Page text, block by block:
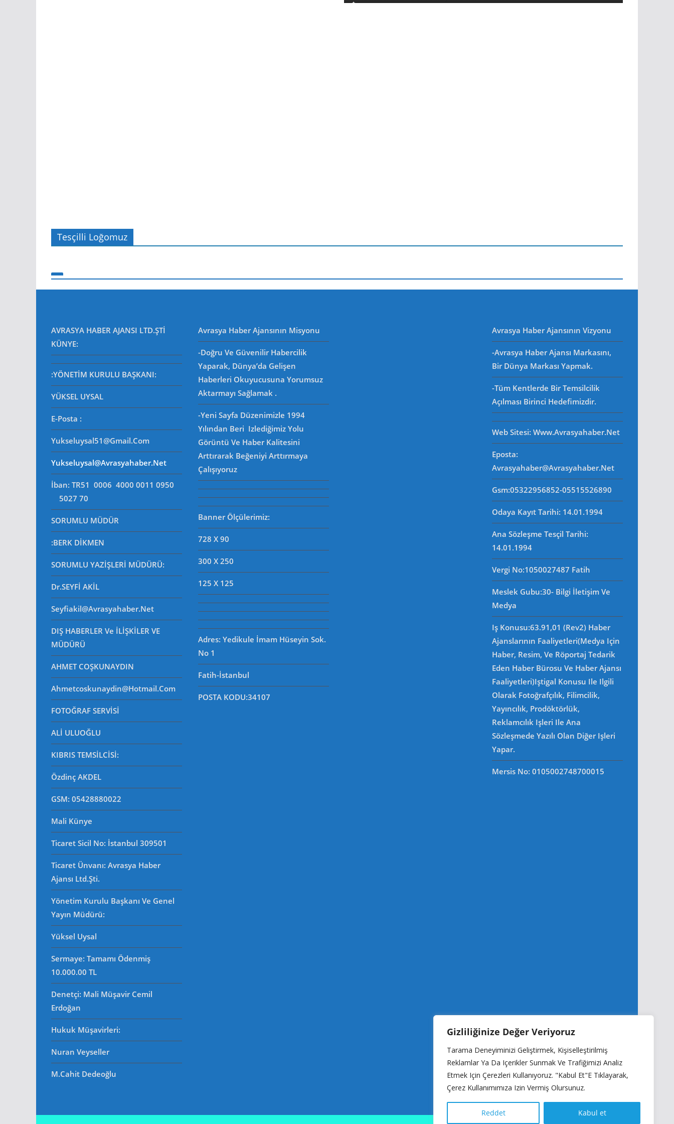
Gizliliğinize Değer Veriyoruz
Tarama Deneyiminizi Geliştirmek, Kişiselleştirilmiş
Reklamlar Ya Da Içerikler Sunmak Ve Trafiğimizi Analiz
Etmek Için Çerezleri Kullanıyoruz. "Kabul Et"e Tıklayarak,
Çerez Kullanımımıza Izin Vermiş Olursunuz.
Reddet Kabul et
Tesçilli Loğomuz
AVRASYA HABER AJANSI LTD.ŞTİ
KÜNYE:
:YÖNETİM KURULU BAŞKANI:
YÜKSEL UYSAL
E-Posta :
Yukseluysal51@gmail.com
Yukseluysal@avrasyahaber.net
İban: TR51 0006 4000 0011 0950
5027 70
SORUMLU MÜDÜR
:BERK DİKMEN
SORUMLU YAZİŞLERİ MÜDÜRÜ:
Dr.SEYFİ AKİL
Seyfiakil@avrasyahaber.net
DIŞ HABERLER Ve İLİŞKİLER VE
MÜDÜRÜ
AHMET COŞKUNAYDIN
Ahmetcoskunaydin@hotmail.com
FOTOĞRAF SERVİSİ
ALİ ULUOĞLU
KIBRIS TEMSİLCİSİ:
Özdinç AKDEL
GSM: 05428880022
Mali Künye
Ticaret Sicil No: İstanbul 309501
Ticaret Ünvanı: Avrasya Haber
Ajansı Ltd.Şti.
Yönetim Kurulu Başkanı Ve Genel
Yayın Müdürü:
Yüksel Uysal
Sermaye: Tamamı Ödenmiş
10.000.00 TL
Denetçi: Mali Müşavir Cemil
Erdoğan
Hukuk Müşavirleri:
Nuran Veyseller
M.Cahit Dedeoğlu
Avrasya Haber Ajansının Misyonu
-Doğru Ve Güvenilir Habercilik
Yaparak, Dünya’da Gelişen
Haberleri Okuyucusuna Yorumsuz
Aktarmayı Sağlamak .
-Yeni Sayfa Düzenimizle 1994
Yılından Beri Izlediğimiz Yolu
Görüntü Ve Haber Kalitesini
Arttırarak Beğeniyi Arttırmaya
Çalışıyoruz
Banner Ölçülerimiz:
728 X 90
300 X 250
125 X 125
Adres: Yedikule İmam Hüseyin Sok.
No 1
Fatih-İstanbul
POSTA KODU:34107
Avrasya Haber Ajansının Vizyonu
-Avrasya Haber Ajansı Markasını,
Bir Dünya Markası Yapmak.
-Tüm Kentlerde Bir Temsilcilik
Açılması Birinci Hedefimizdir.
Web Sitesi: Www.avrasyahaber.net
Eposta:
Avrasyahaber@avrasyahaber.net
Gsm:05322956852-05515526890
Odaya Kayıt Tarihi: 14.01.1994
Ana Sözleşme Tesçil Tarihi:
14.01.1994
Vergi No:1050027487 Fatih
Meslek Gubu:30- Bilgi İletişim Ve
Medya
Iş Konusu:63.91,01 (Rev2) Haber
Ajanslarının Faaliyetleri(Medya Için
Haber, Resim, Ve Röportaj Tedarik
Eden Haber Bürosu Ve Haber Ajansı
Faaliyetleri)iştigal Konusu Ile Ilgili
Olarak Fotoğrafçılık, Filimcilik,
Yayıncılık, Prodöktörlük,
Reklamcılık Işleri Ile Ana
Sözleşmede Yazılı Olan Diğer Işleri
Yapar.
Mersis No: 0105002748700015